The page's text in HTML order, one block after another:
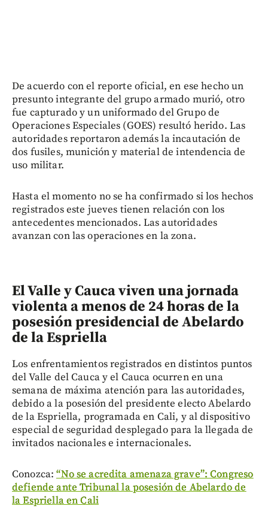
De acuerdo con el reporte oficial, en ese hecho un
presunto integrante del grupo armado murió, otro
fue capturado y un uniformado del Grupo de
Operaciones Especiales (GOES) resultó herido. Las
autoridades reportaron además la incautación de
dos fusiles, munición y material de intendencia de
uso militar.
Hasta el momento no se ha confirmado si los hechos
registrados este jueves tienen relación con los
antecedentes mencionados. Las autoridades
avanzan con las operaciones en la zona.
El Valle y Cauca viven una jornada
violenta a menos de 24 horas de la
posesión presidencial de Abelardo
de la Espriella
Los enfrentamientos registrados en distintos puntos
del Valle del Cauca y el Cauca ocurren en una
semana de máxima atención para las autoridades,
debido a la posesión del presidente electo Abelardo
de la Espriella, programada en Cali, y al dispositivo
especial de seguridad desplegado para la llegada de
invitados nacionales e internacionales.
Conozca:“No se acredita amenaza grave”: Congreso
defiende ante Tribunal la posesión de Abelardo de
la Espriella en Cali